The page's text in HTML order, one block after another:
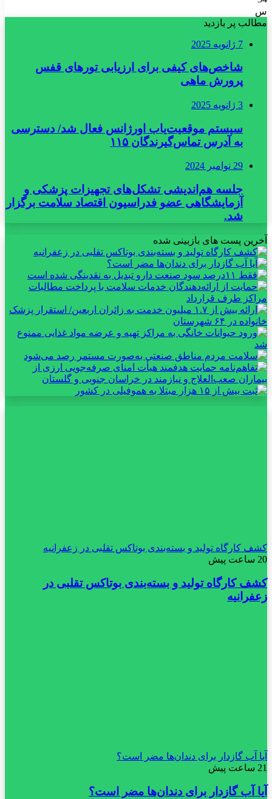
س
مطالب پر بازدید
7 ژانویه 2025
شاخص‌های کیفی برای ارزیابی تورهای قفس
پرورش ماهی
3 ژانویه 2025
سیستم موقعیت‌یاب اورژانس فعال شد/ دسترسی
به آدرس تماس‌گیرندگان ۱۱۵
29 نوامبر 2024
جلسه هم‌اندیشی تشکل‌های تجهیزات پزشکی و
آزمایشگاهی عضو فدراسیون اقتصاد سلامت برگزار
شد.
آخرین پست های بازبینی شده
کشف کارگاه تولید و بسته‌بندی بوتاکس تقلبی در زعفرانیه
20 ساعت پیش
کشف کارگاه تولید و بسته‌بندی بوتاکس تقلبی در
زعفرانیه
آیا آب گازدار برای دندان‌ها مضر است؟
21 ساعت پیش
آیا آب گازدار برای دندان‌ها مضر است؟